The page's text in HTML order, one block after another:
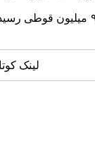
لینک